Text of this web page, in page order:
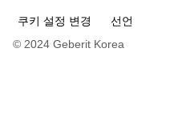
© 2024 Geberit Korea
쿠키 설정 변경 선언